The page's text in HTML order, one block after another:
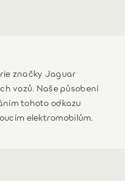
značky Jaguar
vozů. Naše působení
tohoto odkazu
elektromobilům.